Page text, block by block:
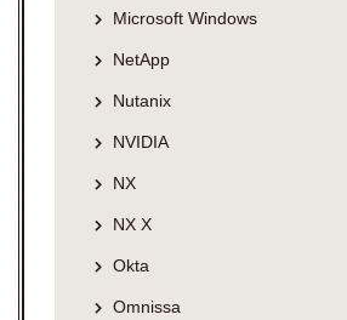
Microsoft Windows
NetApp
Nutanix
NVIDIA
NX
NX X
Okta
Omnissa